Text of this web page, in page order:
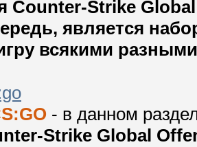
Counter-Strike
является
всякими
- в данном
Strike Global